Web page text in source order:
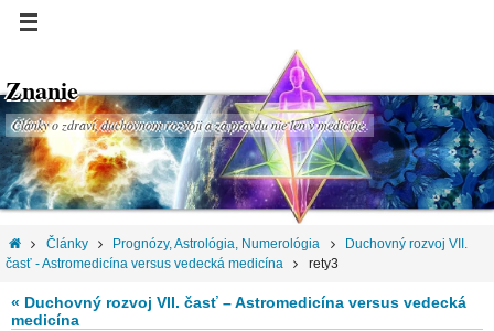
Znanie
Články o zdraví, duchovnom rozvoji a za pravdu nie len v medicíne.
Články Prognózy, Astrológia, Numerológia
Duchovný rozvoj VII.
časť - Astromedicína versus vedecká medicína
rety3
« Duchovný rozvoj VII. časť – Astromedicína versus vedecká
medicína